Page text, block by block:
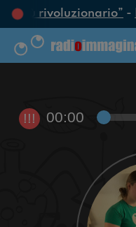
più rivoluzionario”-
!!! 00:00